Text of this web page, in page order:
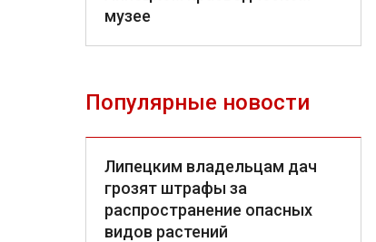
музее
Популярные новости
Липецким владельцам дач
грозят штрафы за
распространение опасных
видов растений